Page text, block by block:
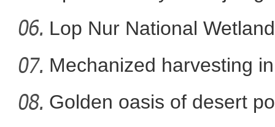
Lop Nur National
Mechanized harvesting
Golden oasis of desert